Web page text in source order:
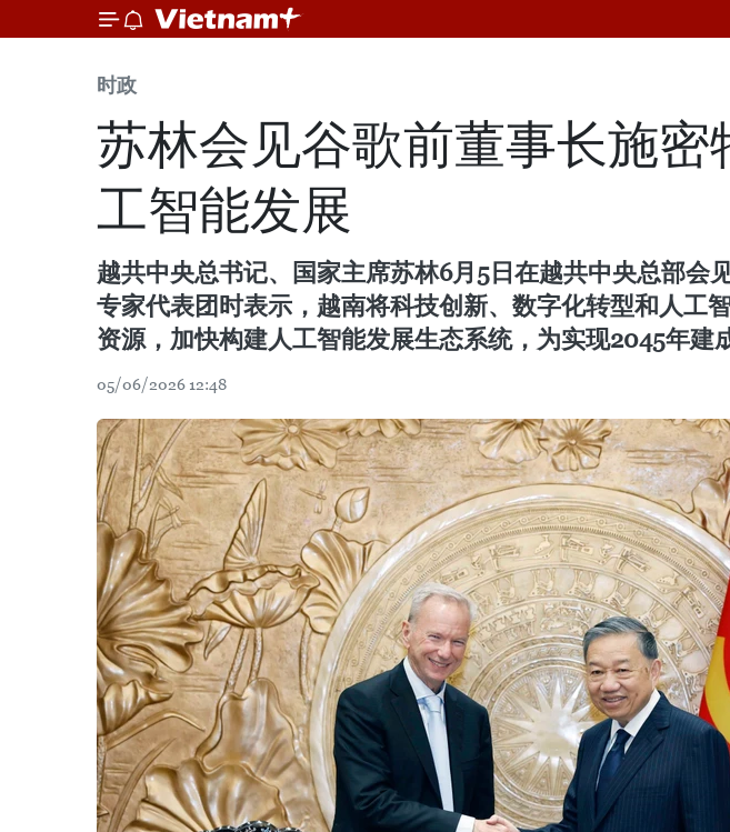
时政
苏林会见谷歌前董事长施
工智能发展
越共中央总书记、国家主席苏林6月5日在越共中央总部会
专家代表团时表示，越南将科技创新、数字化转型和人工
资源，加快构建人工智能发展生态系统，为实现2045年建
05/06/2026 12:48